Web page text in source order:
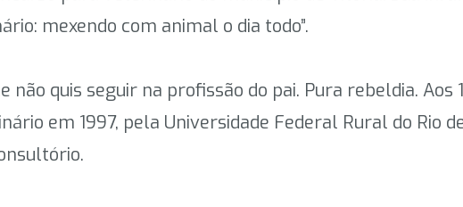
mexendo com animal o dia todo”.
não quis seguir na profissão do pai. Pura rebeldia. Aos
em 1997, pela Universidade Federal Rural do Rio